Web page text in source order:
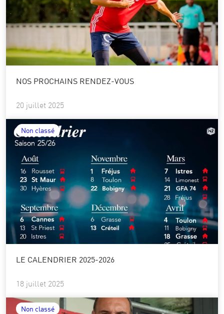
NOS PROCHAINS RENDEZ-VOUS
20 juillet 2025
Non classé
LE CALENDRIER 2025-2026
18 juillet 2025
Non classé